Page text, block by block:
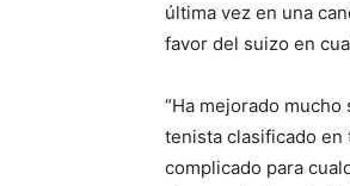
última vez en una
favor del suizo en
“Ha mejorado
tenista clasificado en
complicado para